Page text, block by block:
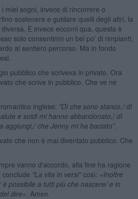
miei sogni, invece di rincorrere o
sostenere e guidare quelli degli altri, la
E invece eccomi qua, questa è
solo consentirmi un bel po' di rimpianti,
al sentiero percorso. Ma in fondo
pubblico che scriveva in privato. Ora
che scrive in pubblico. Che ve ne
inglese: "Dì che sono stanco,/ dì
e soldi mi hanno abbandonato,/ dì
aggiungi,/ che Jenny mi ha baciato”.
che non è mai diventato pubblico. Che
vanno d'accordo, alla ﬁne ha ragione
conclude "La vita in versi"così: «Inoltre
possibile a tutti più che nascere/ e in
del dire» . Amen.